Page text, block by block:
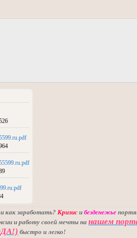
как заработать? Кризис и безденежье
и работу своей мечты на нашем
быстро и легко!